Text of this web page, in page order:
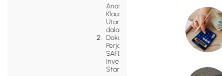
Anatomi
Klausul
Utama
dalam
Dokumen
Perjanjian
SAFE
Investasi
Startup